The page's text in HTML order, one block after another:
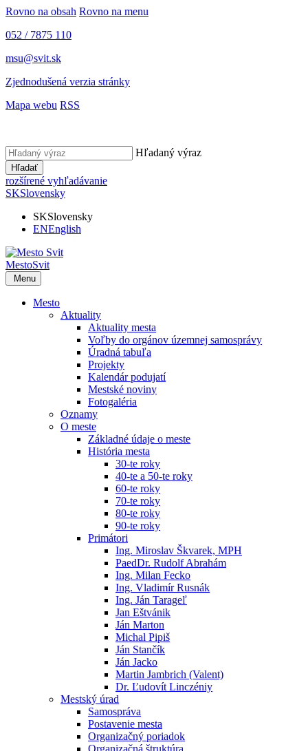
Rovno na obsah Rovno na menu
052 / 7875 110
msu@svit.sk
Zjednodušená verzia stránky
Mapa webu RSS
Hľadaný výraz
Hľadať
rozšírené vyhľadávanie
SKSlovensky
SKSlovensky
ENEnglish
MestoSvit
Menu
Mesto
Aktuality
Aktuality mesta
Voľby do orgánov územnej samosprávy
Úradná tabuľa
Projekty
Kalendár podujatí
Mestské noviny
Fotogaléria
Oznamy
O meste
Základné údaje o meste
História mesta
30-te roky
40-te a 50-te roky
60-te roky
70-te roky
80-te roky
90-te roky
Primátori
Ing. Miroslav Škvarek, MPH
PaedDr. Rudolf Abrahám
Ing. Milan Fecko
Ing. Vladimír Rusnák
Ing. Ján Tarageľ
Jan Eštvánik
Ján Marton
Michal Pipiš
Ján Stančík
Ján Jacko
Martin Jambrich (Valent)
Dr. Ľudovít Linczéniy
Mestský úrad
Samospráva
Postavenie mesta
Organizačný poriadok
Organizačná štruktúra